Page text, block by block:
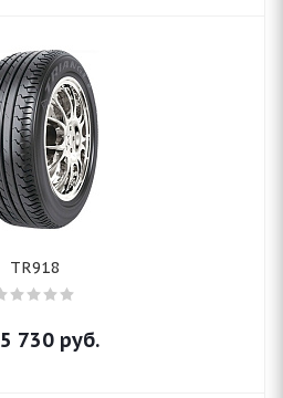
TR918
5 730руб.